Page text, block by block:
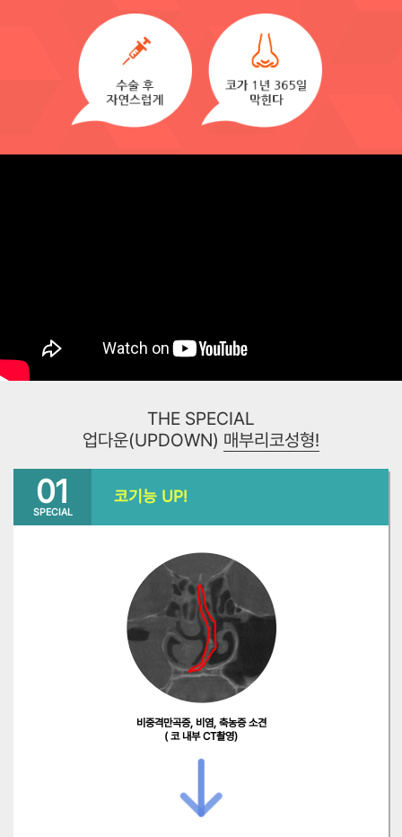
THE SPECIAL
업다운(UPDOWN) 매부리코성형!
01
SPECIAL
코기능 UP!
비중격만곡증, 비염, 축농증 소견
( 코 내부 CT촬영)